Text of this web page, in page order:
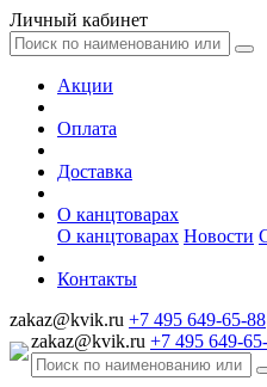
Личный кабинет
Акции
Оплата
Доставка
О канцтоварах
О канцтоварах Новости
Контакты
zakaz@kvik.ru +7 495 649-65-88
zakaz@kvik.ru +7 495 649-